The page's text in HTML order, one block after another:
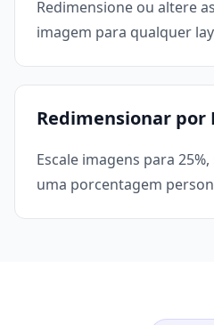
Redimensione ou altere
imagem para qualquer
Redimensionar por
Escale imagens para 25%,
uma porcentagem